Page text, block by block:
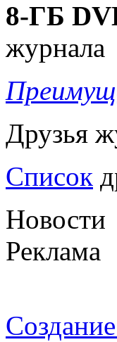
8-ГБ
журнала
Друзья
Список
Новости
Реклама